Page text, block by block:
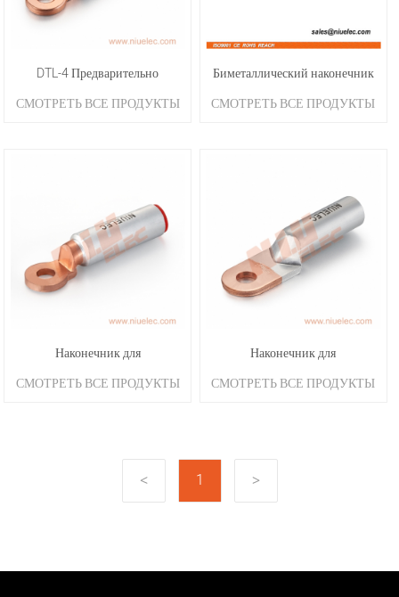
DTL-4 Предварительно
изолированный
СМОТРЕТЬ ВСЕ ПРОДУКТЫ
Биметаллический наконечник
DTL-3
СМОТРЕТЬ ВСЕ ПРОДУКТЫ
Наконечник для
биметаллической сварки
СМОТРЕТЬ ВСЕ ПРОДУКТЫ
Наконечник для
биметаллической сварки
СМОТРЕТЬ ВСЕ ПРОДУКТЫ
1